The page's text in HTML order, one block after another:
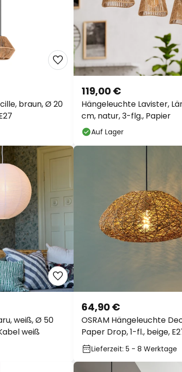
braun, Ø 20
Hängeleuchte Lavister,
cm, natur, 3-flg., Papier
119,00 €
Auf Lager
weiß, Ø 50
weiß
OSRAM Hängeleuchte
Paper Drop, 1-fl., beige,
64,90 €
Lieferzeit: 5 - 8 Werktage